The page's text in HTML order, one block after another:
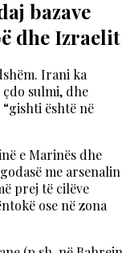
bazave
dhe Izraelit
Irani ka
sulmi, dhe
është në
e Marinës dhe
me arsenalin
prej të cilëve
ose në zona